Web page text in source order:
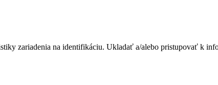
zariadenia na identifikáciu. Ukladať a/alebo pristupovať k